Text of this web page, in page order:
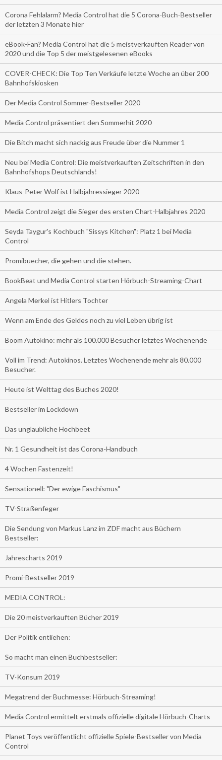
Corona Fehlalarm? Media Control hat die 5 Corona-Buch-Bestseller
der letzten 3 Monate hier
eBook-Fan? Media Control hat die 5 meistverkauften Reader von
2020 und die Top 5 der meistgelesenen eBooks
COVER-CHECK: Die Top Ten Verkäufe letzte Woche an über 200
Bahnhofskiosken
Der Media Control Sommer-Bestseller 2020
Media Control präsentiert den Sommerhit 2020
Die Bitch macht sich nackig aus Freude über die Nummer 1
Neu bei Media Control: Die meistverkauften Zeitschriften in den
Bahnhofshops Deutschlands!
Klaus-Peter Wolf ist Halbjahressieger 2020
Media Control zeigt die Sieger des ersten Chart-Halbjahres 2020
Seyda Taygur's Kochbuch "Sissys Kitchen": Platz 1 bei Media
Control
Promibuecher, die gehen und die stehen.
BookBeat und Media Control starten Hörbuch-Streaming-Chart
Angela Merkel ist Hitlers Tochter
Wenn am Ende des Geldes noch zu viel Leben übrig ist
Boom Autokino: mehr als 100.000 Besucher letztes Wochenende
Voll im Trend: Autokinos. Letztes Wochenende mehr als 80.000
Besucher.
Heute ist Welttag des Buches 2020!
Bestseller im Lockdown
Das unglaubliche Hochbeet
Nr. 1 Gesundheit ist das Corona-Handbuch
4 Wochen Fastenzeit!
Sensationell: "Der ewige Faschismus"
TV-Straßenfeger
Die Sendung von Markus Lanz im ZDF macht aus Büchern
Bestseller:
Jahrescharts 2019
Promi-Bestseller 2019
MEDIA CONTROL:
Die 20 meistverkauften Bücher 2019
Der Politik entliehen:
So macht man einen Buchbestseller:
TV-Konsum 2019
Megatrend der Buchmesse: Hörbuch-Streaming!
Media Control ermittelt erstmals offizielle digitale Hörbuch-Charts
Planet Toys veröffentlicht offizielle Spiele-Bestseller von Media
Control